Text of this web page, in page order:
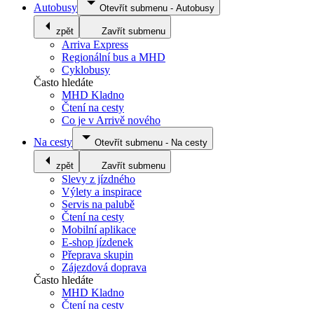
Autobusy
Otevřít submenu - Autobusy
zpět Zavřít submenu
Arriva Express
Regionální bus a MHD
Cyklobusy
Často hledáte
MHD Kladno
Čtení na cesty
Co je v Arrivě nového
Na cesty
Otevřít submenu - Na cesty
zpět Zavřít submenu
Slevy z jízdného
Výlety a inspirace
Servis na palubě
Čtení na cesty
Mobilní aplikace
E-shop jízdenek
Přeprava skupin
Zájezdová doprava
Často hledáte
MHD Kladno
Čtení na cesty